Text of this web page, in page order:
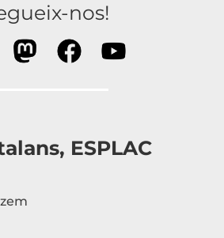
nos!
ESPLAC